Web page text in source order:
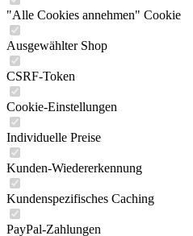
"Alle Cookies annehmen" Cookie
Ausgewählter Shop
CSRF-Token
Cookie-Einstellungen
Individuelle Preise
Kunden-Wiedererkennung
Kundenspezifisches Caching
PayPal-Zahlungen